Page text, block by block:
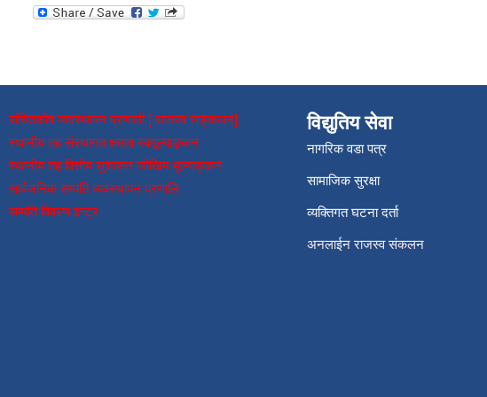
संचितकोष व्यवस्थापन प्रणाली [ राजस्व सङ्कलन]
स्थानीय तह संस्थागत क्षमता स्वमूल्याङ्कन
स्थानीय तह वित्तीय सुशासन जोखिम मूल्याङ्कन
सार्वजनिक सम्पति व्यवस्थापन प्रणालि
सम्पति विवरण इन्ट्र
विद्युतिय सेवा
नागरिक वडा पत्र
सामाजिक सुरक्षा
व्यक्तिगत घटना दर्ता
अनलाईन राजस्व संकलन